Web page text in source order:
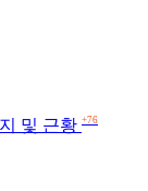
및 근황 +76